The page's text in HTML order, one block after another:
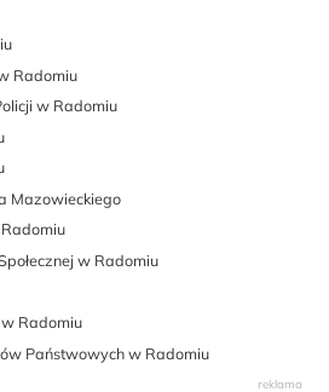
Radomiu
w Radomiu
Mazowieckiego
w Radomiu
Radomiu
Państwowych w Radomiu